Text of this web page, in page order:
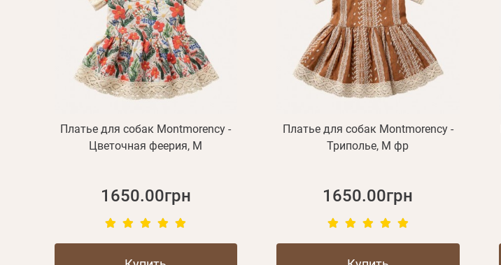
Платье для собак Montmorency -
Цветочная феерия, M
1650.00грн
Платье для собак Montmorency -
Триполье, M фр
1650.00грн